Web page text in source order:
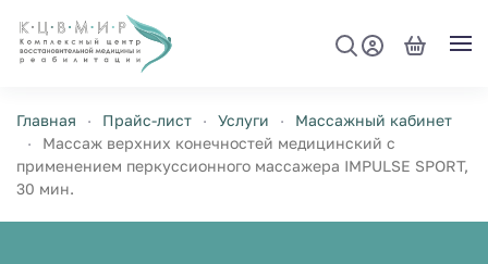
Перейти к содержимому
Главная Прайс-лист Услуги
Массажный кабинет
Массаж верхних конечностей медицинский с
применением перкуссионного массажера IMPULSЕ SPORT,
30 мин.